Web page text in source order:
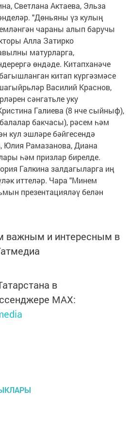
Светлана Актаева, Эльза
"Дөньяны үз кулың
чараны алып баручы
Алла Затирко
матурларга,
өндәде. Китапханәче
китап күргәзмәсе
Василий Краснов,
сәнгатьле уку
Галиева (8 нче сыйныф),
бакчасы), рәсем һәм
кул эшләре бәйгесендә
Юлия Рамазанова, Диана
һәм призлар бирелде.
Галкина залдагыларга иң
иттеләр. Чара "Минем
презентацияләү белән
важным и интересным в
в
MАХ: